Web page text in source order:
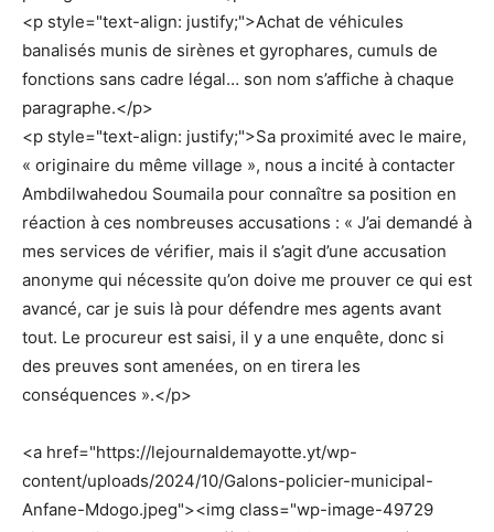
<p style="text-align: justify;">Achat de véhicules
banalisés munis de sirènes et gyrophares, cumuls de
fonctions sans cadre légal… son nom s’affiche à chaque
paragraphe.</p>
<p style="text-align: justify;">Sa proximité avec le maire,
« originaire du même village », nous a incité à contacter
Ambdilwahedou Soumaila pour connaître sa position en
réaction à ces nombreuses accusations : « J’ai demandé à
mes services de vérifier, mais il s’agit d’une accusation
anonyme qui nécessite qu’on doive me prouver ce qui est
avancé, car je suis là pour défendre mes agents avant
tout. Le procureur est saisi, il y a une enquête, donc si
des preuves sont amenées, on en tirera les
conséquences ».</p>
<a href="https://lejournaldemayotte.yt/wp-
content/uploads/2024/10/Galons-policier-municipal-
Anfane-Mdogo.jpeg"><img class="wp-image-49729